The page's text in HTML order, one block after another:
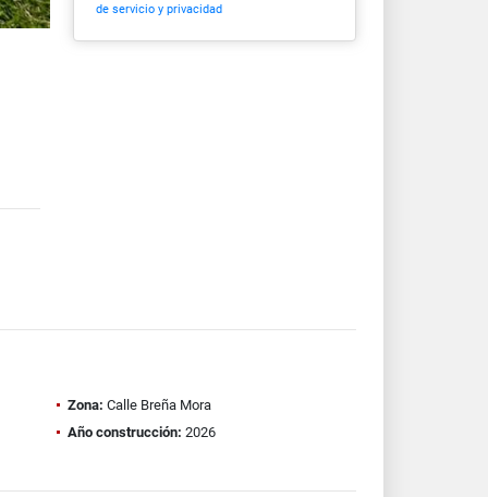
de servicio y privacidad
Zona: Calle Breña Mora
Año construcción: 2026